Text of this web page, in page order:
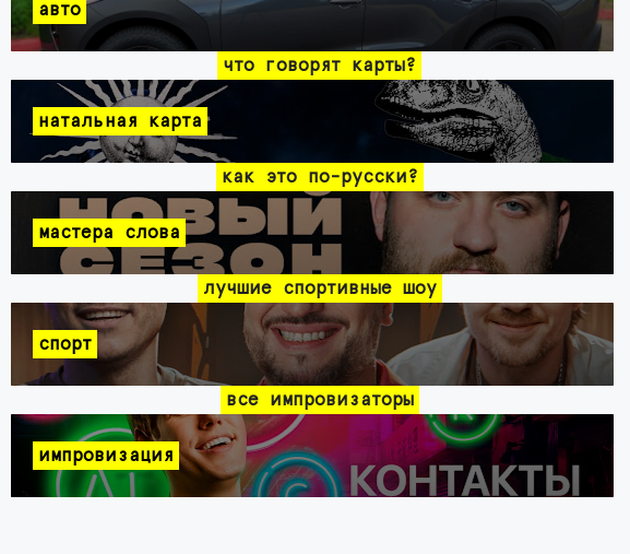
авто
что говорят карты?
натальная карта
как это по-русски?
мастера слова
лучшие спортивные шоу
спорт
все импровизаторы
импровизация